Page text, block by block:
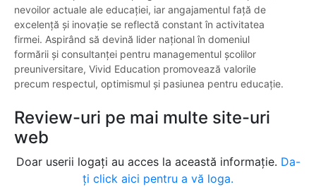
nevoilor actuale ale educației, iar angajamentul față de
excelență și inovație se reflectă constant în activitatea
firmei. Aspirând să devină lider național în domeniul
formării și consultanței pentru managementul școlilor
preuniversitare, Vivid Education promovează valorile
precum respectul, optimismul și pasiunea pentru educație.
Review-uri pe mai multe site-uri
web
Doar userii logați au acces la această informație. Da-
ți click aici pentru a vă loga.